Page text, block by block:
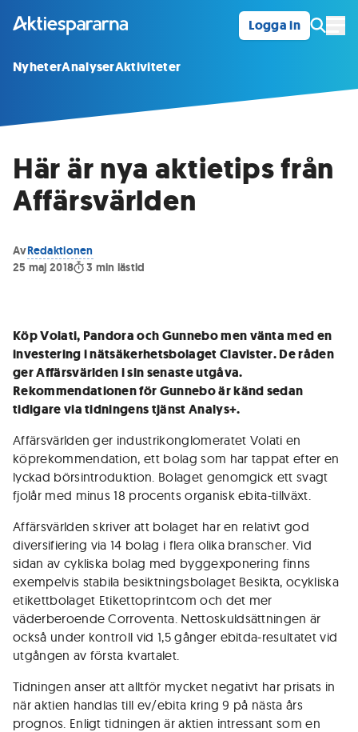
Logga in
NyheterAnalyserAktiviteter
Här är nya aktietips från
Affärsvärlden
AvRedaktionen
25 maj 2018
3 min lästid
Köp Volati, Pandora och Gunnebo men vänta med en
investering i nätsäkerhetsbolaget Clavister. De råden
ger Affärsvärlden i sin senaste utgåva.
Rekommendationen för Gunnebo är känd sedan
tidigare via tidningens tjänst Analys+.
Affärsvärlden ger industrikonglomeratet Volati en
köprekommendation, ett bolag som har tappat efter en
lyckad börsintroduktion. Bolaget genomgick ett svagt
fjolår med minus 18 procents organisk ebita-tillväxt.
Affärsvärlden skriver att bolaget har en relativt god
diversifiering via 14 bolag i flera olika branscher. Vid
sidan av cykliska bolag med byggexponering finns
exempelvis stabila besiktningsbolaget Besikta, ocykliska
etikettbolaget Etikettoprintcom och det mer
väderberoende Corroventa. Nettoskuldsättningen är
också under kontroll vid 1,5 gånger ebitda-resultatet vid
utgången av första kvartalet.
Tidningen anser att alltför mycket negativt har prisats in
när aktien handlas till ev/ebita kring 9 på nästa års
prognos. Enligt tidningen är aktien intressant som en